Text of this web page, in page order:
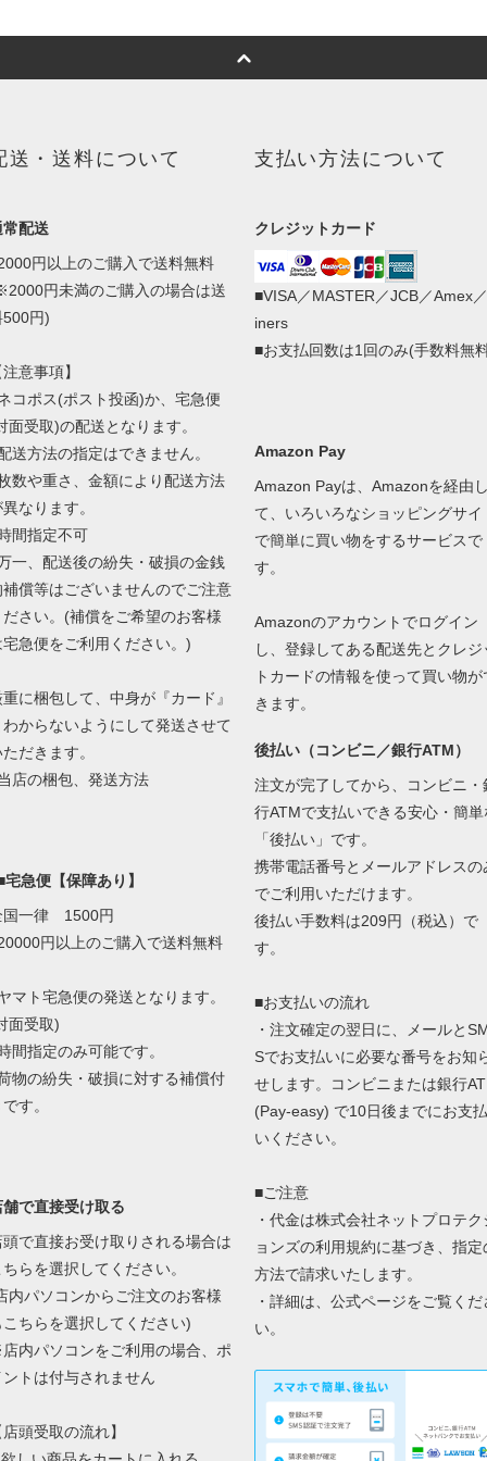
送・送料について
常配送
円以上のご購入で送料無料
円未満のご購入の場合は送
500円)
注意事項】
コポス(ポスト投函)か、宅急便
面受取)の配送となります。
送方法の指定はできません。
数や重さ、金額により配送方法
なります。
間指定不可
一、配送後の紛失・破損の金銭
補償等はございませんのでご注意
ださい。(補償をご希望のお客様
宅急便をご利用ください。)
重に梱包して、中身が『カード』
わからないようにして発送させて
ただきます。
店の梱包、発送方法
宅急便【保障あり】
国一律 1500円
円以上のご購入で送料無料
マト宅急便の発送となります。
面受取)
間指定のみ可能です。
物の紛失・破損に対する補償付
す。
舗で直接受け取る
頭で直接お受け取りされる場合は
ちらを選択してください。
内パソコンからご注文のお客様
こちらを選択してください)
内パソコンをご利用の場合、ポ
ントは付与されません
店頭受取の流れ】
支払い方法について
クレジットカード
■VISA／MASTER／JCB／Amex
iners
■お支払回数は1回のみ(手数料無
Amazon Pay
Amazon Payは、Amazonを経由
て、いろいろなショッピングサイ
で簡単に買い物をするサービスで
す。
Amazonのアカウントでログイン
し、登録してある配送先とクレジ
トカードの情報を使って買い物が
きます。
後払い（コンビニ／銀行ATM）
注文が完了してから、コンビニ・
行ATMで支払いできる安心・簡単
「後払い」です。
携帯電話番号とメールアドレスの
でご利用いただけます。
後払い手数料は209円（税込）で
す。
■お支払いの流れ
・注文確定の翌日に、メールと
Sでお支払いに必要な番号をお知
せします。コンビニまたは銀行
(Pay-easy) で10日後までにお支払
いください。
■ご注意
・代金は株式会社ネットプロテク
ョンズの利用規約に基づき、指定
方法で請求いたします。
・詳細は、 公式ページをご覧くだ
い。